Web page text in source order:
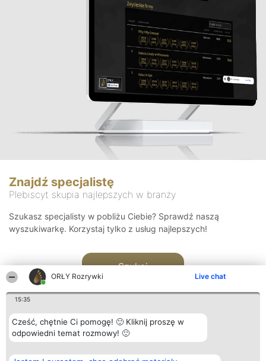
ORŁY Rozrywki Live chat
15:35
Cześć, chętnie Ci pomogę! 🙂 Kliknij proszę w
odpowiedni temat rozmowy! 🙂
Znajdź specjalistę
Plebiscyt skupia najlepszych w branży
Szukasz specjalisty w pobliżu Ciebie? Sprawdź naszą
wyszukiwarkę. Korzystaj tylko z usług najlepszych!
Szukaj
Organizator plebiscytu Plebiscyt Kontakt